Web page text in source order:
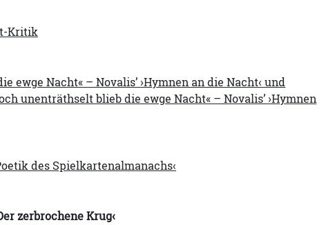
Kritik
ewge Nacht« – Novalis’ ›Hymnen an die Nacht‹ und
unenträthselt blieb die ewge Nacht« – Novalis’ ›Hymnen
des Spielkartenalmanachs‹
zerbrochene Krug‹